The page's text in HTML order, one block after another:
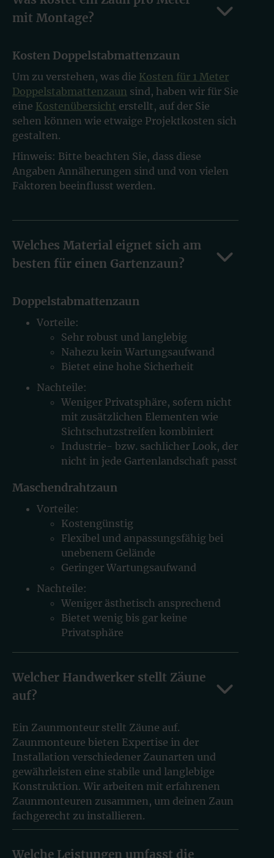
mit Montage?
Kosten Doppelstabmattenzaun
Um zu verstehen, was die Kosten für 1 Meter
Doppelstabmattenzaun sind, haben wir für Sie
eine Kostenübersicht erstellt, auf der Sie
sehen können wie etwaige Projektkosten sich
gestalten.
Hinweis: Bitte beachten Sie, dass diese
Angaben Annäherungen sind und von vielen
Faktoren beeinflusst werden.
Welches Material eignet sich am
besten für einen Gartenzaun?
Doppelstabmattenzaun
Vorteile:
Sehr robust und langlebig
Nahezu kein Wartungsaufwand
Bietet eine hohe Sicherheit
Nachteile:
Weniger Privatsphäre, sofern nicht
mit zusätzlichen Elementen wie
Sichtschutzstreifen kombiniert
Industrie- bzw. sachlicher Look, der
nicht in jede Gartenlandschaft passt
Maschendrahtzaun
Vorteile:
Kostengünstig
Flexibel und anpassungsfähig bei
unebenem Gelände
Geringer Wartungsaufwand
Nachteile:
Weniger ästhetisch ansprechend
Bietet wenig bis gar keine
Privatsphäre
Welcher Handwerker stellt Zäune
auf?
Ein Zaunmonteur stellt Zäune auf.
Zaunmonteure bieten Expertise in der
Installation verschiedener Zaunarten und
gewährleisten eine stabile und langlebige
Konstruktion. Wir arbeiten mit erfahrenen
Zaunmonteuren zusammen, um deinen Zaun
fachgerecht zu installieren.
Welche Leistungen umfasst die